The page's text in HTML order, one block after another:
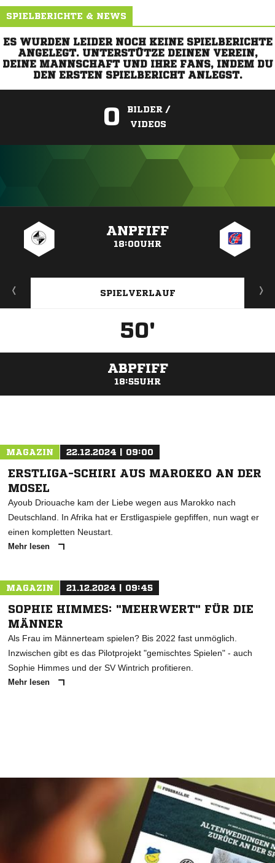
SPIELBERICHTE & NEWS
ES WURDEN LEIDER NOCH KEINE SPIELBERICHTE
ANGELEGT. UNTERSTÜTZE DEINEN VEREIN,
DEINE MANNSCHAFT UND IHRE FANS, INDEM DU
DEN ERSTEN SPIELBERICHT ANLEGST.
0
BILDER /
VIDEOS
ANPFIFF
18:00UHR
SPIELVERLAUF
50'
ABPFIFF
18:55UHR
MAGAZIN 22.12.2024 | 09:00
ERSTLIGA-SCHIRI AUS MAROKKO AN DER
MOSEL
Ayoub Driouache kam der Liebe wegen aus Marokko nach
Deutschland. In Afrika hat er Erstligaspiele gepfiffen, nun wagt er
einen kompletten Neustart.
Mehr lesen
MAGAZIN 21.12.2024 | 09:45
SOPHIE HIMMES: "MEHRWERT" FÜR DIE
MÄNNER
Als Frau im Männerteam spielen? Bis 2022 fast unmöglich.
Inzwischen gibt es das Pilotprojekt "gemischtes Spielen" - auch
Sophie Himmes und der SV Wintrich profitieren.
Mehr lesen